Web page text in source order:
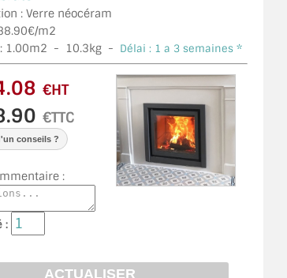
: Verre néocéram
m2
1.00m2 - 10.3kg - Délai : 1 a 3 semaines *
€HT
€TTC
conseils ?
:
: